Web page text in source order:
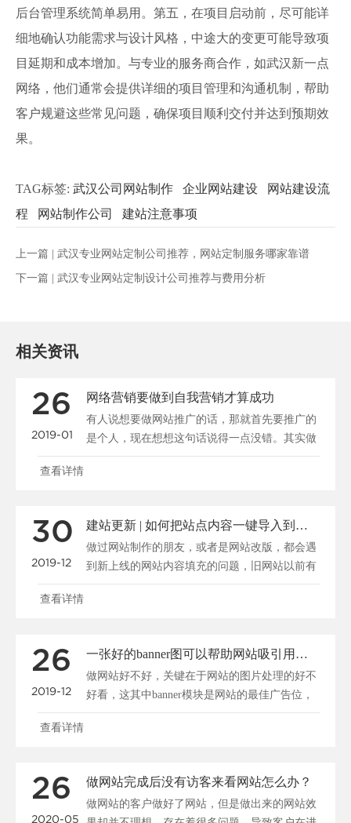
后台管理系统简单易用。第五，在项目启动前，尽可能详
细地确认功能需求与设计风格，中途大的变更可能导致项
目延期和成本增加。与专业的服务商合作，如武汉新一点
网络，他们通常会提供详细的项目管理和沟通机制，帮助
客户规避这些常见问题，确保项目顺利交付并达到预期效
果。
TAG标签: 武汉公司网站制作 企业网站建设
网站建设流
程
网站制作公司 建站注意事项
上一篇 | 武汉专业网站定制公司推荐，网站定制服务哪家靠谱
下一篇 | 武汉专业网站定制设计公司推荐与费用分析
相关资讯
26
2019-01
网络营销要做到自我营销才算成功
有人说想要做网站推广的话，那就首先要推广的
是个人，现在想想这句话说得一点没错。其实做
公司又何曾不是在......
查看详情
30
2019-12
建站更新 | 如何把站点内容一键导入到新系统
做过网站制作的朋友，或者是网站改版，都会遇
到新上线的网站内容填充的问题，旧网站以前有
很多资料，我们怎......
查看详情
26
2019-12
一张好的banner图可以帮助网站吸引用户、促进转化
做网站好不好，关键在于网站的图片处理的好不
好看，这其中banner模块是网站的最佳广告位，
一张好的b......
查看详情
26
2020-05
做网站完成后没有访客来看网站怎么办？
做网站的客户做好了网站，但是做出来的网站效